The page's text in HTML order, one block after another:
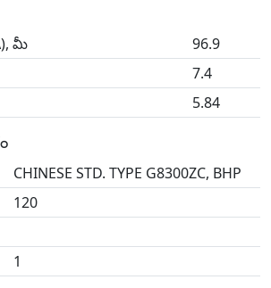
మీ
96.9
7.4
5.84
CHINESE STD. TYPE G8300ZC, BHP
120
1